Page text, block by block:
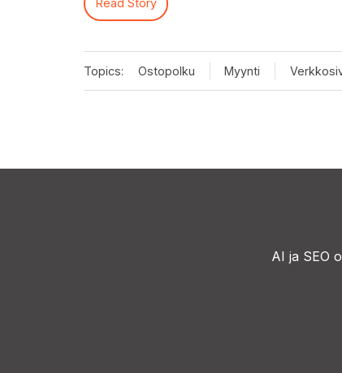
Read Story
Topics: Ostopolku Myynti
AI ja SEO